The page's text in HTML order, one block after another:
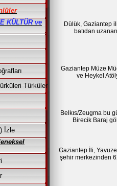
KÜLTÜR ve
Türküler
İzle
Dülük, Gaziantep
batıdan
Gaziantep Müze
ve Heykel
Belkıs/Zeugma bu
Birecik Baraj
Gaziantep İli,
şehir merkezinden